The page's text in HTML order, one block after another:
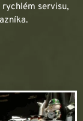
rychlém servisu,